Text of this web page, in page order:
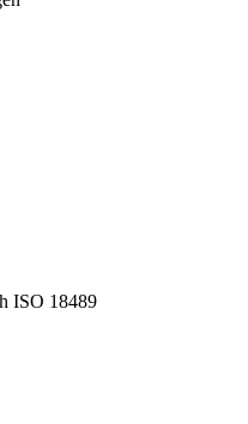
ISO 18489